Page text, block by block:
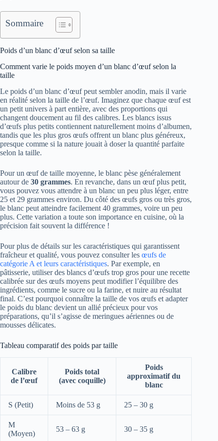
Sommaire
Poids d’un blanc d’œuf selon sa taille
Comment varie le poids moyen d’un blanc d’œuf selon la
taille
Le poids d’un blanc d’œuf peut sembler anodin, mais il varie
en réalité selon la taille de l’œuf. Imaginez que chaque œuf est
un petit univers à part entière, avec des proportions qui
changent doucement au fil des calibres. Les blancs issus
d’œufs plus petits contiennent naturellement moins d’albumen,
tandis que les plus gros œufs offrent un blanc plus généreux,
presque comme si la nature jouait à doser la quantité parfaite
selon la taille.
Pour un œuf de taille moyenne, le blanc pèse généralement
autour de 30 grammes. En revanche, dans un œuf plus petit,
vous pouvez vous attendre à un blanc un peu plus léger, entre
25 et 29 grammes environ. Du côté des œufs gros ou très gros,
le blanc peut atteindre facilement 40 grammes, voire un peu
plus. Cette variation a toute son importance en cuisine, où la
précision fait souvent la différence !
Pour plus de détails sur les caractéristiques qui garantissent
fraîcheur et qualité, vous pouvez consulter les œufs de
catégorie A et leurs caractéristiques. Par exemple, en
pâtisserie, utiliser des blancs d’œufs trop gros pour une recette
calibrée sur des œufs moyens peut modifier l’équilibre des
ingrédients, comme le sucre ou la farine, et nuire au résultat
final. C’est pourquoi connaître la taille de vos œufs et adapter
le poids du blanc devient un allié précieux pour vos
préparations, qu’il s’agisse de meringues aériennes ou de
mousses délicates.
Tableau comparatif des poids par taille
Calibre
de l’œuf
Poids total
(avec coquille)
Poids
approximatif du
blanc
S (Petit) Moins de 53 g 25 – 30 g
M
(Moyen)
53 – 63 g 30 – 35 g